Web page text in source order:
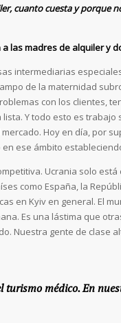
cuanto cuesta y porque
las madres de alquiler y
intermediarias
de la maternidad
con los clientes,
Y todo esto es
Hoy en día, por
ese ámbito
Ucrania solo
como España, la
en Kyiv en general. El
Es una lástima que
Nuestra gente de clase
turismo médico. En